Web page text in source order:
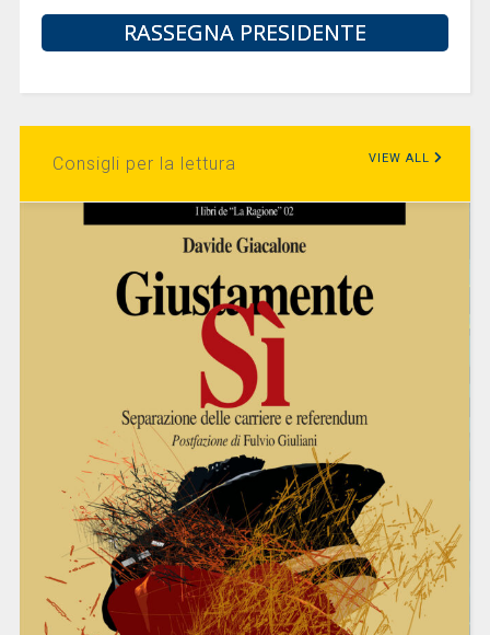
RASSEGNA PRESIDENTE
Consigli per la lettura VIEW ALL